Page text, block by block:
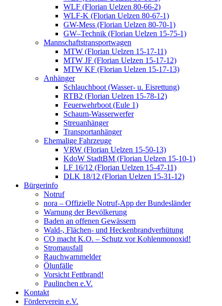
WLF (Florian Uelzen 80-66-2)
WLF-K (Florian Uelzen 80-67-1)
GW-Mess (Florian Uelzen 80-70-1)
GW–Technik (Florian Uelzen 15-75-1)
Mannschaftstransportwagen
MTW (Florian Uelzen 15-17-11)
MTW JF (Florian Uelzen 15-17-12)
MTW KF (Florian Uelzen 15-17-13)
Anhänger
Schlauchboot (Wasser- u. Eisrettung)
RTB2 (Florian Uelzen 15-78-12)
Feuerwehrboot (Eule 1)
Schaum-Wasserwerfer
Streuanhänger
Transportanhänger
Ehemalige Fahrzeuge
VRW (Florian Uelzen 15-50-13)
KdoW StadtBM (Florian Uelzen 15-10-1)
LF 16/12 (Florian Uelzen 15-47-11)
DLK 18/12 (Florian Uelzen 15-31-12)
Bürgerinfo
Notruf
nora – Offizielle Notruf-App der Bundesländer
Warnung der Bevölkerung
Baden an offenen Gewässern
Wald-, Flächen- und Heckenbrandverhütung
CO macht K.O. – Schutz vor Kohlenmonoxid!
Stromausfall
Rauchwarnmelder
Ölunfälle
Vorsicht Fettbrand!
Paulinchen e.V.
Kontakt
Förderverein e.V.